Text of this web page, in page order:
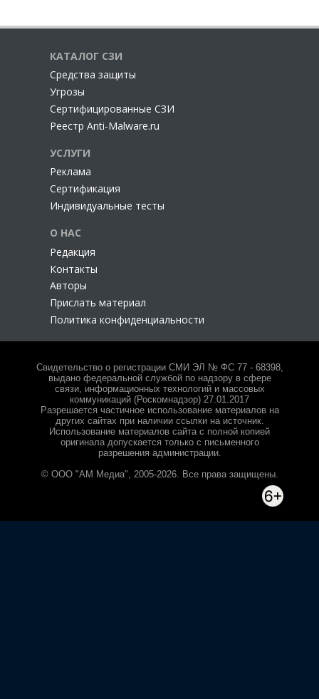
КАТАЛОГ СЗИ
Cредства защиты
Угрозы
Сертифицированные СЗИ
Реестр Anti-Malware.ru
УСЛУГИ
Реклама
Сертификация
Индивидуальные тесты
О НАС
Редакция
Контакты
Авторы
Прислать материал
Политика конфиденциальности
Свидетельство о регистрации СМИ ЭЛ № ФС 77 - 68398,
выдано федеральной службой по надзору в сфере
связи, информационных технологий и массовых
коммуникаций (Роскомнадзор) 27.01.2017
Разрешается частичное использование материалов на
других сайтах при наличии ссылки на источник.
Использование материалов сайта с полной копией
оригинала допускается только с письменного
разрешения администрации.
© ООО "АМ Медиа", 2005-2026. Все права защищены.